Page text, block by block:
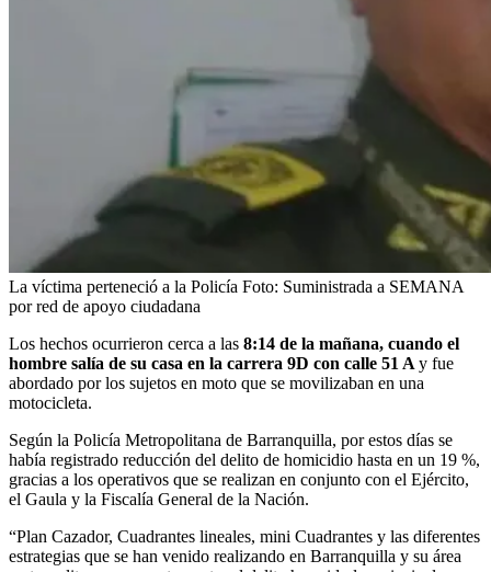
La víctima perteneció a la Policía Foto: Suministrada a SEMANA
por red de apoyo ciudadana
Los hechos ocurrieron cerca a las 8:14 de la mañana, cuando el
hombre salía de su casa en la carrera 9D con calle 51 A y fue
abordado por los sujetos en moto que se movilizaban en una
motocicleta.
Según la Policía Metropolitana de Barranquilla, por estos días se
había registrado reducción del delito de homicidio hasta en un 19 %,
gracias a los operativos que se realizan en conjunto con el Ejército,
el Gaula y la Fiscalía General de la Nación.
“Plan Cazador, Cuadrantes lineales, mini Cuadrantes y las diferentes
estrategias que se han venido realizando en Barranquilla y su área